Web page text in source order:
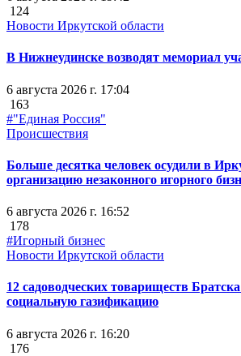
124
Новости Иркутской области
В Нижнеудинске возводят мемориал
6 августа 2026 г. 17:04
163
#"Единая Россия"
Происшествия
Больше десятка человек осудили в
организацию незаконного игорного
6 августа 2026 г. 16:52
178
#Игорный бизнес
Новости Иркутской области
12 садоводческих товариществ
социальную газификацию
6 августа 2026 г. 16:20
176